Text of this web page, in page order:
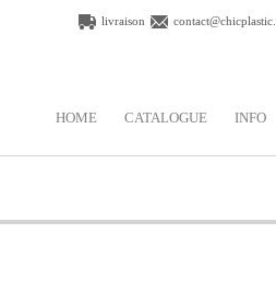
livraison
HOME CATALOGUE INFO